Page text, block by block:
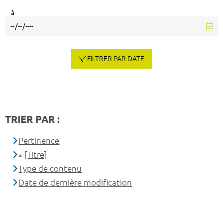
à
FILTRER PAR DATE
TRIER PAR :
Pertinence
[Titre]
Type de contenu
Date de dernière modification